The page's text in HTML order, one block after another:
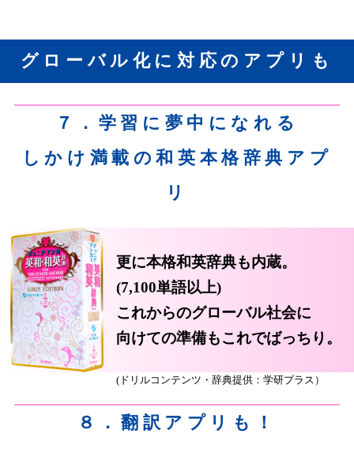
グローバル化に対応のアプリも
７．学習に夢中になれる
しかけ満載の和英本格辞典アプ
リ
更に本格和英辞典も内蔵。
(7,100単語以上)
これからのグローバル社会に
向けての準備もこれでばっちり。
(ドリルコンテンツ・辞典提供：学研プラス）
８．翻訳アプリも！